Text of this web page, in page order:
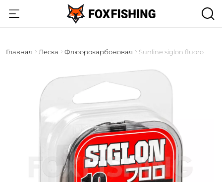
Главная Леска Флюорокарбоновая Sunline siglon fluoro